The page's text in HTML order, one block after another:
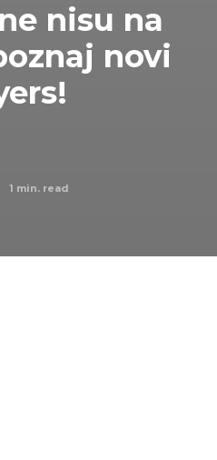
nisu na
novi
1 min. read